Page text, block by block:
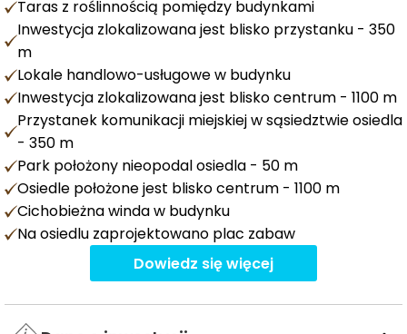
Taras z roślinnością pomiędzy budynkami
Inwestycja zlokalizowana jest blisko przystanku - 350
m
Lokale handlowo-usługowe w budynku
Inwestycja zlokalizowana jest blisko centrum - 1100 m
Przystanek komunikacji miejskiej w sąsiedztwie osiedla
- 350 m
Park położony nieopodal osiedla - 50 m
Osiedle położone jest blisko centrum - 1100 m
Cichobieżna winda w budynku
Na osiedlu zaprojektowano plac zabaw
Dowiedz się więcej